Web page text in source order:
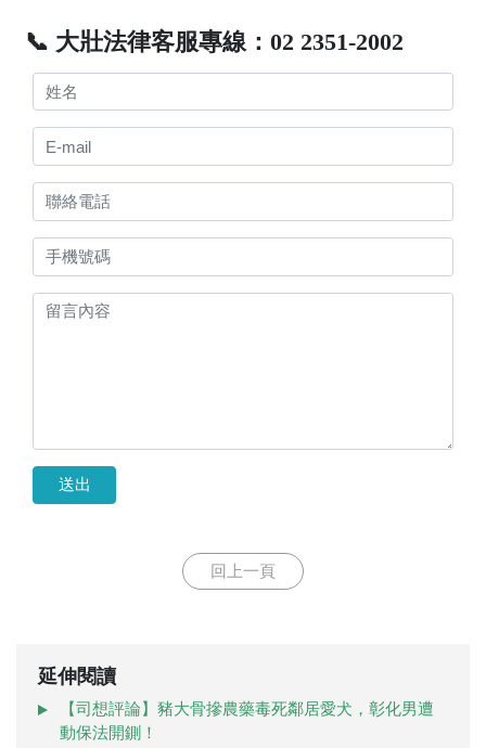
📞 大壯法律客服專線：02 2351-2002
送出
回上一頁
延伸閱讀
【司想評論】豬大骨摻農藥毒死鄰居愛犬，彰化男遭
動保法開鍘！